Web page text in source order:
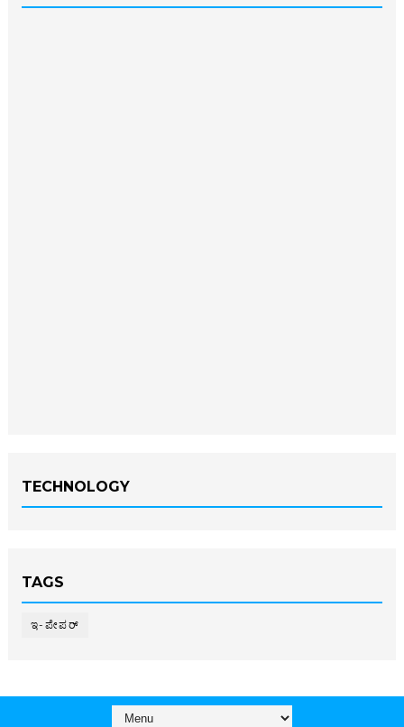
TECHNOLOGY
TAGS
ಇ-ಪೇಪರ್‌